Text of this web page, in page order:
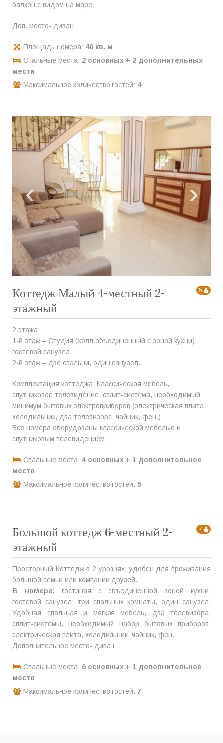
балкон с видом на море
Доп. место- диван
Площадь номера: 40 кв. м
Спальные места: 2 основных + 2 дополнительных
места
Максимальное количество гостей: 4
‹ ›
5
Коттедж Малый 4-местный 2-
этажный
2 этажа:
1-й этаж – Студия (холл объединенный с зоной кухни),
гостевой санузел,
2-й этаж – две спальни, один санузел.
Комплектация коттеджа: Классическая мебель,
спутниковое телевидение, сплит-система, необходимый
минимум бытовых электроприборов (электрическая плита,
холодильник, два телевизора, чайник, фен.)
Все номера оборудованы классической мебелью и
спутниковым телевидением.
Спальные места: 4 основных + 1 дополнительное
место
Максимальное количество гостей: 5
7
Большой коттедж 6-местный 2-
этажный
Просторный Коттедж в 2 уровнях, удобен для проживания
большой семьи или компании друзей.
В номере: гостиная с объединенной зоной кухни,
гостевой санузел; три спальных комнаты, один санузел,
Удобная спальная и мягкая мебель, два телевизора,
сплит-системы, необходимый набор бытовых приборов:
электрическая плита, холодильник, чайник, фен.
Дополнительное место- диван
Спальные места: 6 основных + 1 дополнительное
место
Максимальное количество гостей: 7